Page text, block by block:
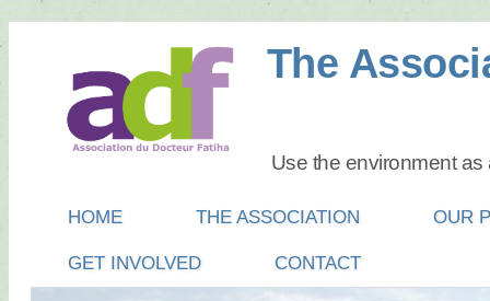
The
Use the environment
Main menu
SKIP
TO
HOME THE ASSOCIATION OUR
GET INVOLVED CONTACT